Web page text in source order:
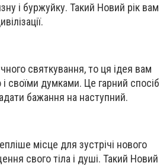
і буржуйку. Такий Новий рік вам
святкування, то ця ідея вам
своїми думками. Це гарний спосіб
бажання на наступний.
місце для зустрічі нового
свого тіла і душі. Такий Новий